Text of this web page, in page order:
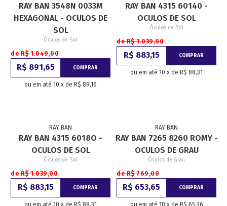
RAY BAN 3548N 0033M
HEXAGONAL - OCULOS DE
SOL
Óculos de Sol
de R$ 1.049,00
R$ 891,65 COMPRAR
ou em até 10 x de R$ 89,16
RAY BAN 4315 60140 -
OCULOS DE SOL
Óculos de Sol
de R$ 1.039,00
R$ 883,15 COMPRAR
ou em até 10 x de R$ 88,31
RAY BAN
RAY BAN 4315 6018O -
OCULOS DE SOL
Óculos de Sol
de R$ 1.039,00
R$ 883,15 COMPRAR
RAY BAN
RAY BAN 7265 8260 ROMY -
OCULOS DE GRAU
Óculos de Grau
de R$ 769,00
R$ 653,65 COMPRAR